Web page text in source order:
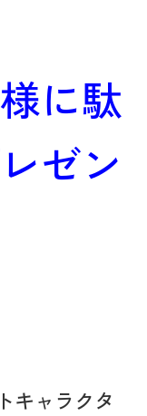
に駄
ゼン
キャラクタ